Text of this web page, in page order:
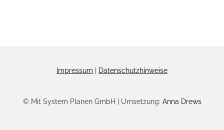
Impressum Datenschutzhinweise
© Mit System Planen GmbH | Umsetzung: Anna Drews